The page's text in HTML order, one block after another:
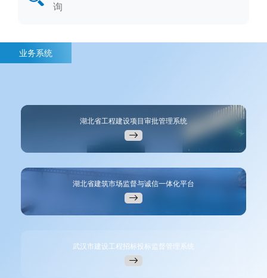
询
业务系统
湖北省工程建设项目审批管理系统
湖北省建筑市场监督与诚信一体化平台
武汉市建设工程招标投标监督管理系统